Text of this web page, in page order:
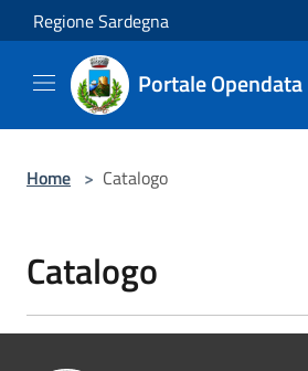
Salta al contenuto principale
Regione Sardegna
Portale Opendata
Home > Catalogo
Catalogo